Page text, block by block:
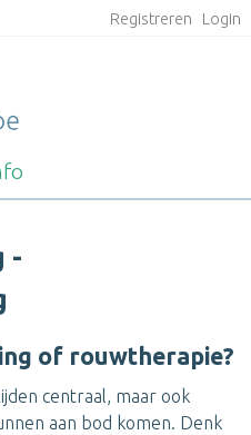
Registreren Login
-
of rouwtherapie?
centraal, maar ook
aan bod komen. Denk